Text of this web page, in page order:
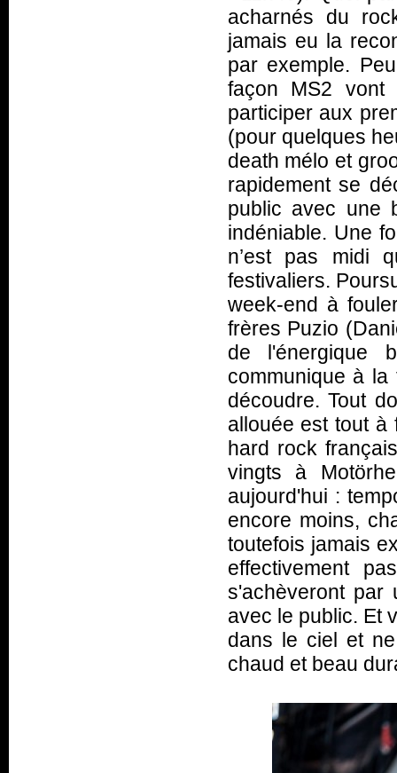
acharnés du
jamais eu la
par exemple.
façon MS2 vont
participer aux
(pour quelques
death mélo et
rapidement se
public avec une
indéniable. Une
n’est pas midi
festivaliers.
week-end à
frères Puzio
de l'énergique
communique à
découdre. Tout
allouée est tout
hard rock
vingts à
aujourd'hui :
encore moins,
toutefois jamais
effectivement
s'achèveront par
avec le public. Et
dans le ciel et
chaud et beau